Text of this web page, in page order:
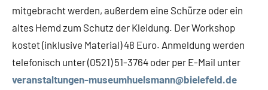
mitgebracht werden, außerdem eine Schürze oder ein
altes Hemd zum Schutz der Kleidung. Der Workshop
kostet (inklusive Material) 48 Euro. Anmeldung werden
telefonisch unter (0521) 51-3764 oder per E-Mail unter
veranstaltungen-museumhuelsmann@bielefeld.de